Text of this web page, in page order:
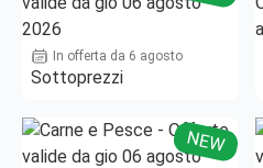
In offerta da 6 agosto
Sottoprezzi
NEW